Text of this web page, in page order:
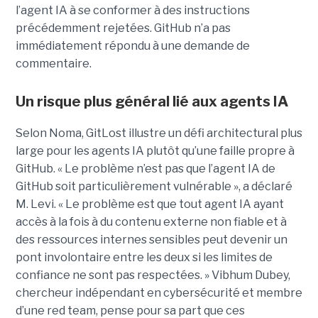
l’agent IA à se conformer à des instructions
précédemment rejetées. GitHub n’a pas
immédiatement répondu à une demande de
commentaire.
Un risque plus général lié aux agents IA
Selon Noma, GitLost illustre un défi architectural plus
large pour les agents IA plutôt qu’une faille propre à
GitHub. « Le problème n’est pas que l’agent IA de
GitHub soit particulièrement vulnérable », a déclaré
M. Levi. « Le problème est que tout agent IA ayant
accès à la fois à du contenu externe non fiable et à
des ressources internes sensibles peut devenir un
pont involontaire entre les deux si les limites de
confiance ne sont pas respectées. » Vibhum Dubey,
chercheur indépendant en cybersécurité et membre
d’une red team, pense pour sa part que ces